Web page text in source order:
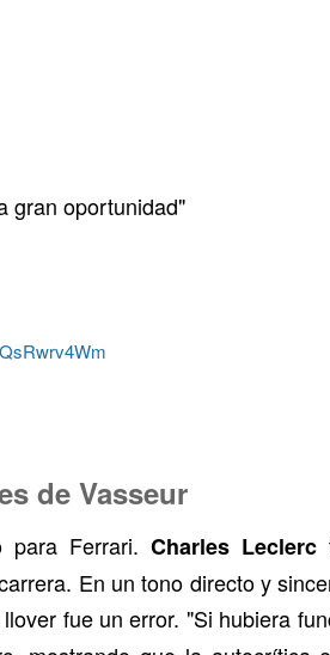
gran oportunidad"
de Vasseur
para Ferrari.Charles Leclerc
En un tono directo y
fue un error. "Si hubiera